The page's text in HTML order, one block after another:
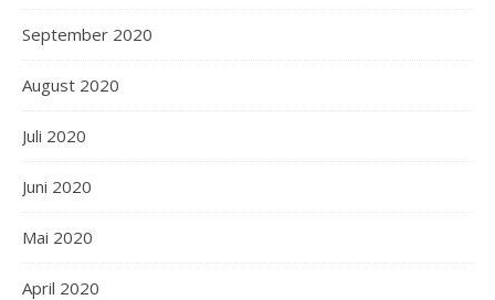
September 2020
August 2020
Juli 2020
Juni 2020
Mai 2020
April 2020